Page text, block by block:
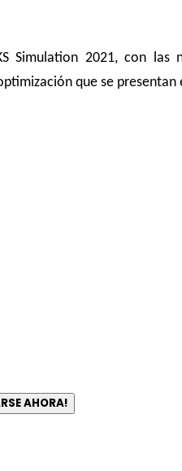
Simulation 2021, con las
que se presentan
AHORA!